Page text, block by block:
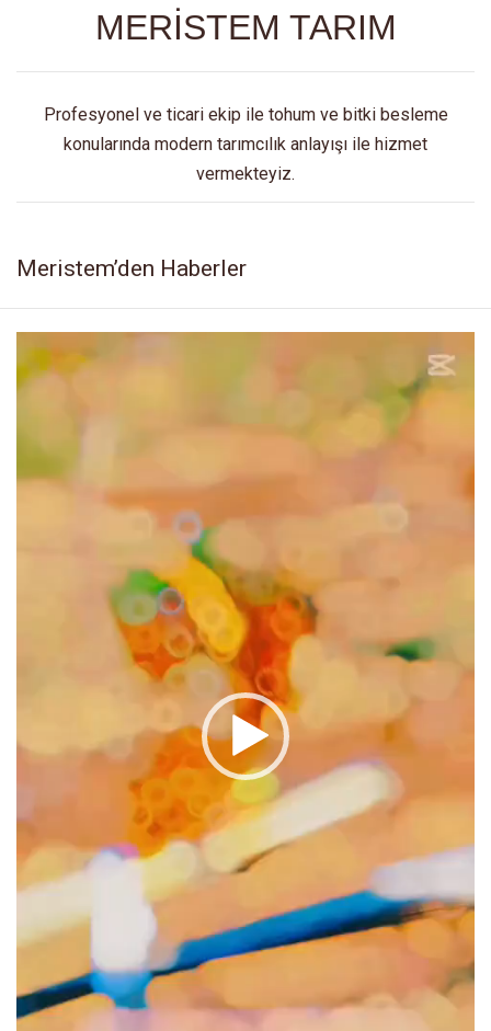
MERİSTEM TARIM
Profesyonel ve ticari ekip ile tohum ve bitki besleme
konularında modern tarımcılık anlayışı ile hizmet
vermekteyiz.
Meristem’den Haberler